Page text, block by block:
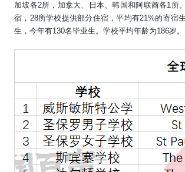
加坡各2所，加拿大、日本、韩国和阿联酋各1所
宿， 28所学校提供部分住宿，平均有21%的寄宿
生，今年有130名毕业生。学校平均年龄为186岁。